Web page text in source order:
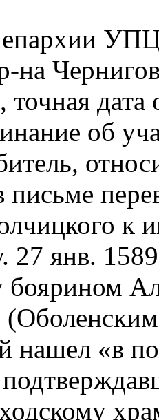
на
дата
об
письме
к
27 янв.
нашел «в